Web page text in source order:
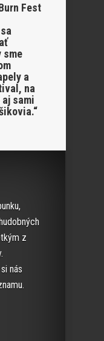
Fest
sme
a
na
aj sami
z
nás